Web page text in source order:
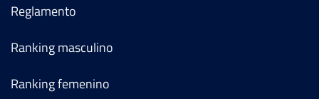
Reglamento
Ranking masculino
Ranking femenino